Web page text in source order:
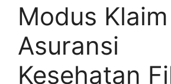
Modus Klaim
Asuransi
Kesehatan